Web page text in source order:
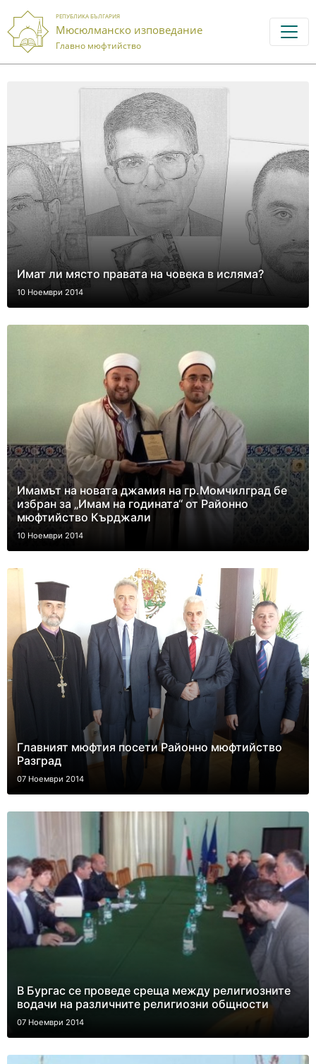
РЕПУБЛИКА БЪЛГАРИЯ
Мюсюлманско изповедание
Главно мюфтийство
Имат ли място правата на човека в исляма?
10 Ноември 2014
Имамът на новата джамия на гр.Момчилград бе
избран за „Имам на годината“ от Районно
мюфтийство Кърджали
10 Ноември 2014
Главният мюфтия посети Районно мюфтийство
Разград
07 Ноември 2014
В Бургас се проведе среща между религиозните
водачи на различните религиозни общности
07 Ноември 2014